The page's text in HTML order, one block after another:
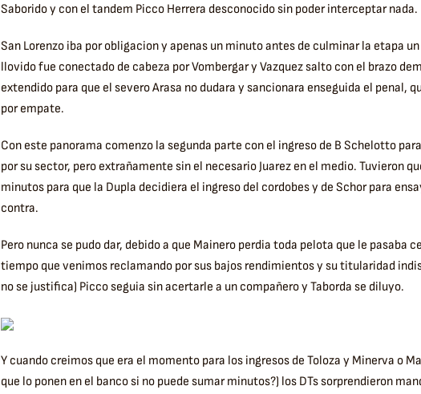
Saborido y con el tandem Picco Herrera desconocido sin poder interceptar nada.
San Lorenzo iba por obligacion y apenas un minuto antes de culminar la etapa
llovido fue conectado de cabeza por Vombergar y Vazquez salto con el brazo
extendido para que el severo Arasa no dudara y sancionara enseguida el penal,
por empate.
Con este panorama comenzo la segunda parte con el ingreso de B Schelotto
por su sector, pero extrañamente sin el necesario Juarez en el medio. Tuvieron
minutos para que la Dupla decidiera el ingreso del cordobes y de Schor para
contra.
Pero nunca se pudo dar, debido a que Mainero perdia toda pelota que le pasaba
tiempo que venimos reclamando por sus bajos rendimientos y su titularidad
no se justifica) Picco seguia sin acertarle a un compañero y Taborda se diluyo.
Y cuando creimos que era el momento para los ingresos de Toloza y Minerva o
que lo ponen en el banco si no puede sumar minutos?) los DTs sorprendieron